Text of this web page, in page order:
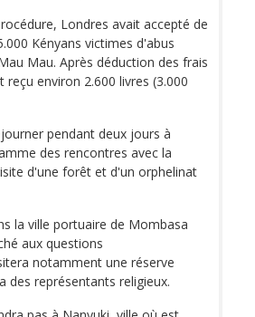
Londres avait accepté de
Kényans victimes d'abus
Mau. Après déduction des frais
reçu environ 2.600 livres (3.000
pendant deux jours à
des rencontres avec la
d'une forêt et d'un orphelinat
la ville portuaire de Mombasa
aux questions
notamment une réserve
des représentants religieux.